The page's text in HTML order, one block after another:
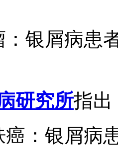
：银屑病患
研究所指出
癌：银屑病